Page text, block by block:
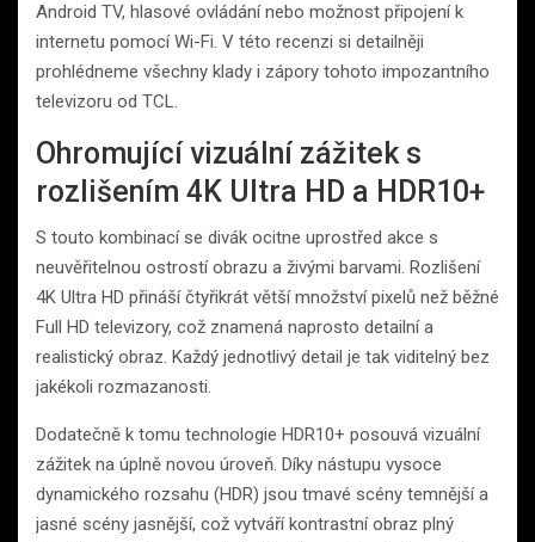
Android TV, hlasové ovládání nebo možnost připojení k
internetu pomocí Wi-Fi. V této recenzi si detailněji
prohlédneme všechny klady i zápory tohoto impozantního
televizoru od TCL.
Ohromující vizuální zážitek s
rozlišením 4K Ultra HD a HDR10+
S touto kombinací se divák ocitne uprostřed akce s
neuvěřitelnou ostrostí obrazu a živými barvami. Rozlišení
4K Ultra HD přináší čtyřikrát větší množství pixelů než běžné
Full HD televizory, což znamená naprosto detailní a
realistický obraz. Každý jednotlivý detail je tak viditelný bez
jakékoli rozmazanosti.
Dodatečně k tomu technologie HDR10+ posouvá vizuální
zážitek na úplně novou úroveň. Díky nástupu vysoce
dynamického rozsahu (HDR) jsou tmavé scény temnější a
jasné scény jasnější, což vytváří kontrastní obraz plný